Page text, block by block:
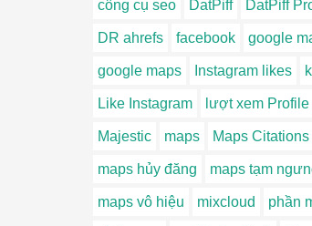
công cụ seo DatPiff DatPiff
DR ahrefs facebook google
google maps Instagram likes
Like Instagram lượt xem
Majestic maps Maps Citations
maps hủy đăng maps tạm
maps vô hiệu mixcloud phần